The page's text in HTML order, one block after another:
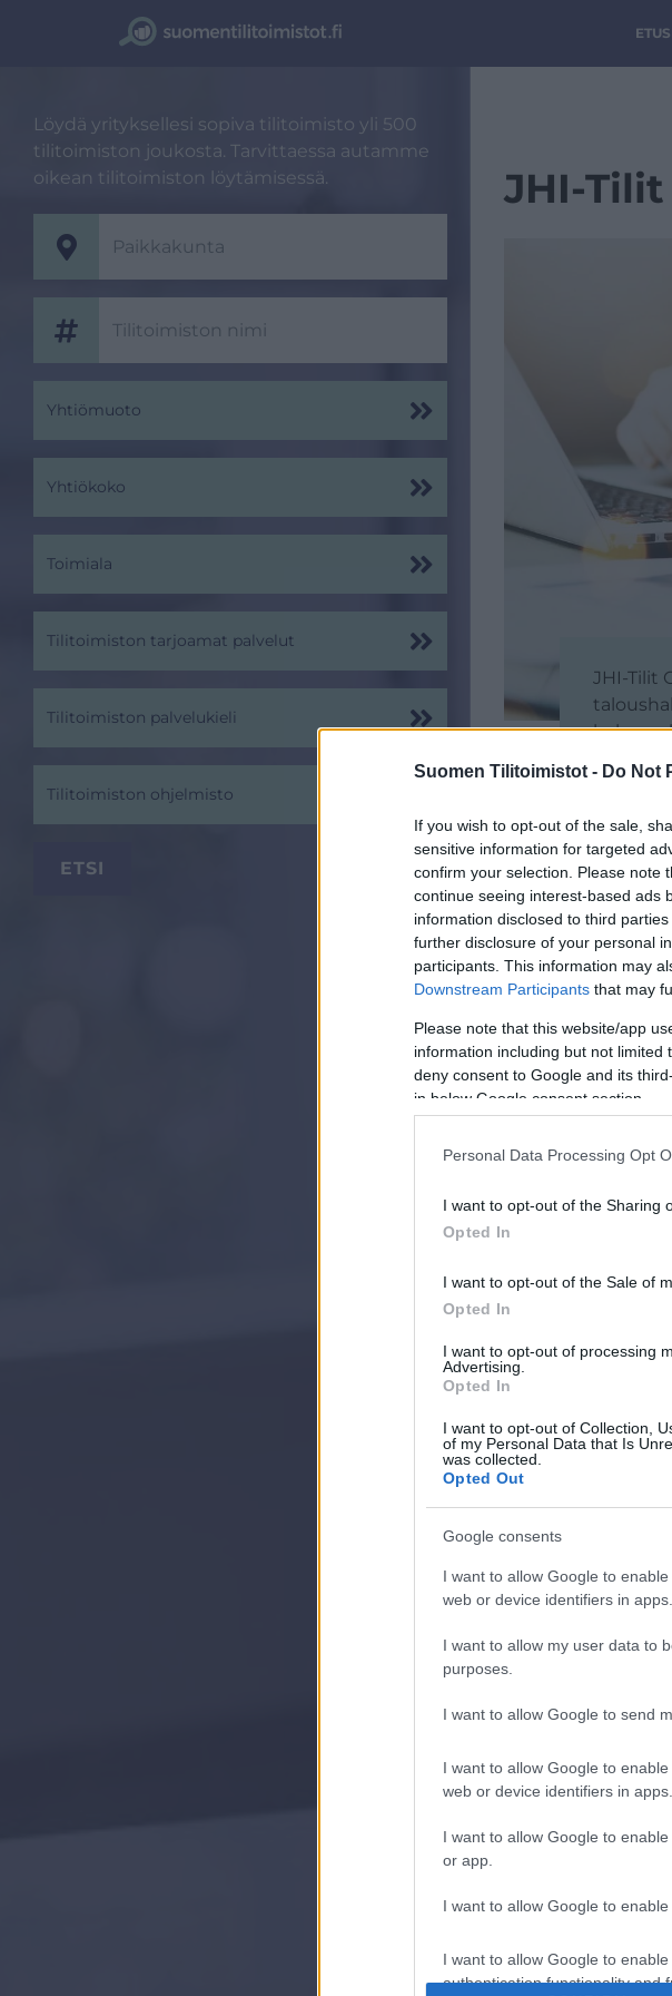
Suomen Tilitoimistot - Do Not
If you wish to opt-out of the sale,
sensitive information for targeted
confirm your selection. Please note
continue seeing interest-based ads
information disclosed to third
further disclosure of your personal
participants. This information may
Downstream Participants that may
Please note that this website/app
information including but not limited
deny consent to Google and its
in below Google consent section.
Personal Data Processing Opt
I want to opt-out of the Sharing
Opted In
I want to opt-out of the Sale of
Opted In
I want to opt-out of processing
Advertising.
Opted In
I want to opt-out of Collection,
of my Personal Data that Is
was collected.
Opted Out
Google consents
I want to allow Google to
web or device identifiers in apps.
I want to allow my user data to
purposes.
I want to allow Google to send
I want to allow Google to
web or device identifiers in apps.
I want to allow Google to
or app.
I want to allow Google to
I want to allow Google to
authentication functionality and
Löydä yrityksellesi sopiva tilitoimisto yli 500
tilitoimiston joukosta. Tarvittaessa autamme
oikean tilitoimiston löytämisessä.
Yhtiömuoto
Yhtiökoko
Toimiala
Tilitoimiston tarjoamat palvelut
Tilitoimiston palvelukieli
Tilitoimiston ohjelmisto
JHI-Tilit
JHI-Tilit
Suomi
Avoin